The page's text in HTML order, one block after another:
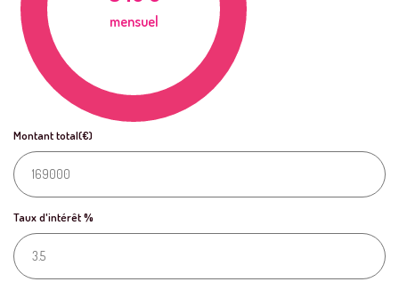
mensuel
Montant total(€)
Taux d'intérêt %